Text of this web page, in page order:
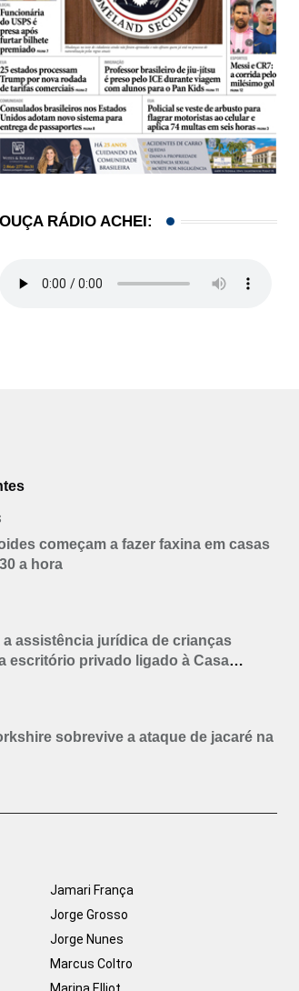
em Hollywood (FL) lança noite
2026
OUÇA RÁDIO ACHEI:
começam a fazer faxina em casas
a hora
a assistência jurídica de crianças
escritório privado ligado à Casa
sobrevive a ataque de jacaré na
Jamari França
Jorge Grosso
Jorge Nunes
Marcus Coltro